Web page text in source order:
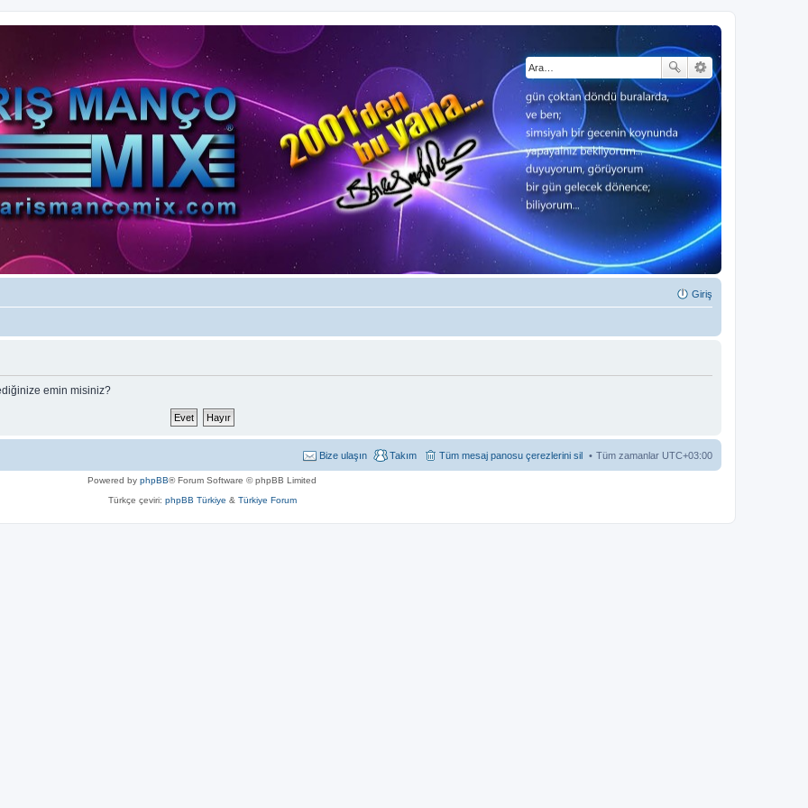
Giriş
emin misiniz?
Tüm zamanlar UTC+03:00
Tüm mesaj panosu çerezlerini sil
Takım
Bize ulaşın
Powered by phpBB® Forum Software © phpBB Limited
Türkçe çeviri: phpBB Türkiye & Türkiye Forum